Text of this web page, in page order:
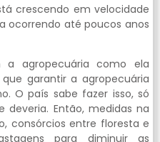
crescendo em velocidade
ocorrendo até poucos anos
a agropecuária como ela
garantir a agropecuária
O país sabe fazer isso, só
Então, medidas na
consórcios entre floresta e
para diminuir as